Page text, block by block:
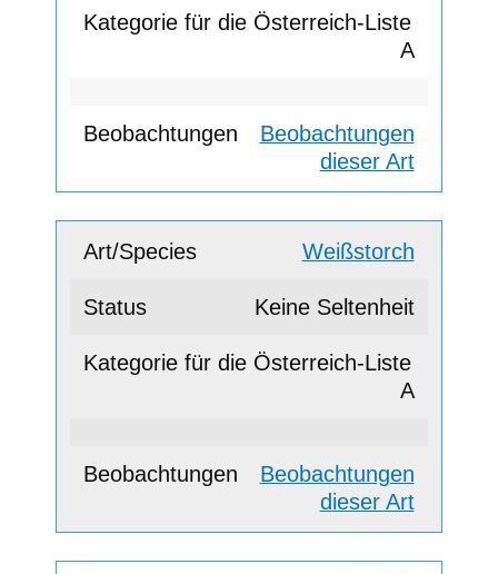
A
Beobachtungen
dieser Art
Weißstorch
Keine Seltenheit
A
Beobachtungen
dieser Art